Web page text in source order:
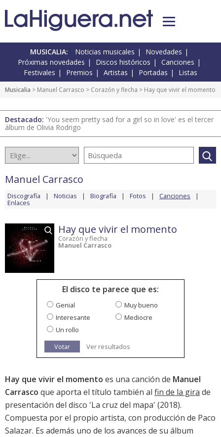
MUSICALIA: Noticias musicales
Novedades
Próximas novedades
Discos históricos
Canciones
Festivales
Premios Artistas Portadas Listas
Musicalia > Manuel Carrasco > Corazón y flecha > Hay que vivir el momento
Destacado: 'You seem pretty sad for a girl so in love' es el tercer
álbum de Olivia Rodrigo
Manuel Carrasco
Discografía Noticias Biografía Fotos Canciones
Enlaces
Hay que vivir el momento
Corazón y flecha
Manuel Carrasco
El disco te parece que es:
Genial
Muy bueno
Interesante
Mediocre
Un rollo
Votar
Ver resultados
Hay que vivir el momento es una canción de Manuel
Carrasco que aporta el título también al fin de la gira de
presentación del disco 'La cruz del mapa' (2018).
Compuesta por el propio artista, con producción de Paco
Salazar. Es además uno de los avances de su álbum